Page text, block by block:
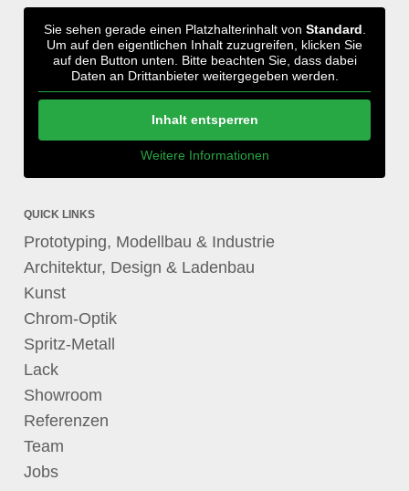
Sie sehen gerade einen Platzhalterinhalt von Standard
Um auf den eigentlichen Inhalt zuzugreifen, klicken Sie
auf den Button unten. Bitte beachten Sie, dass dabei
Daten an Drittanbieter weitergegeben werden.
Inhalt entsperren
Weitere Informationen
QUICK LINKS
Prototyping, Modellbau & Industrie
Architektur, Design & Ladenbau
Kunst
Chrom-Optik
Spritz-Metall
Lack
Showroom
Referenzen
Team
Jobs